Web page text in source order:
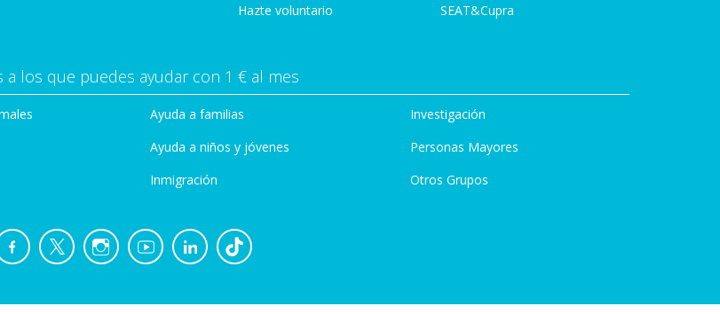
Hazte voluntario
SEAT&Cupra
a los que puedes ayudar con 1 € al mes
Ayuda a familias
Ayuda a niños y jóvenes
Inmigración
Investigación
Personas Mayores
Otros Grupos